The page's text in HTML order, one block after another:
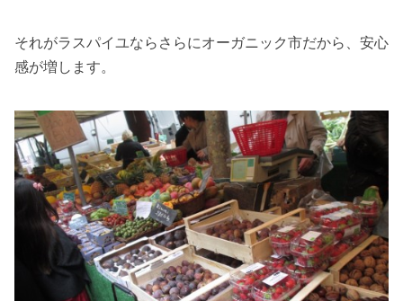
それがラスパイユならさらにオーガニック市だから、安心
感が増します。